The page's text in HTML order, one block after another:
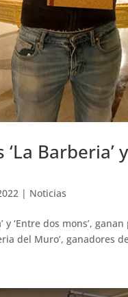
Barberia’
| Noticias
y ‘Entre dos mons’,
del Muro’,